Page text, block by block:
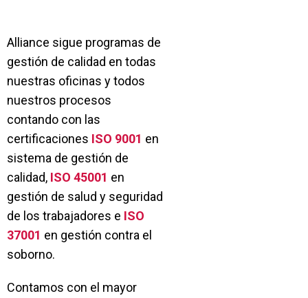
Alliance sigue programas de
gestión de calidad en todas
nuestras oficinas y todos
nuestros procesos
contando con las
certificaciones ISO 9001 en
sistema de gestión de
calidad, ISO 45001 en
gestión de salud y seguridad
de los trabajadores e ISO
37001 en gestión contra el
soborno.
Contamos con el mayor